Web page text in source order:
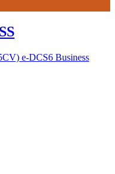
e-DCS6 Business